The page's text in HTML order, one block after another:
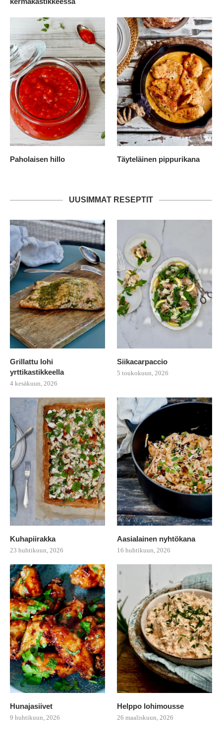
Paholaisen hillo Täyteläinen pippurikana
UUSIMMAT RESEPTIT
Grillattu lohi
yrttikastikkeella
4 kesäkuun, 2026
Siikacarpaccio
5 toukokuun, 2026
Kuhapiirakka
23 huhtikuun, 2026
Aasialainen nyhtökana
16 huhtikuun, 2026
Hunajasiivet
9 huhtikuun, 2026
Helppo lohimousse
26 maaliskuun, 2026